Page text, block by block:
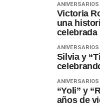
ANIVERSARIOS
Victoria
una
celebrada
ANIVERSARIOS
Silvia y
ANIVERSARIOS
“Yoli” y
años de